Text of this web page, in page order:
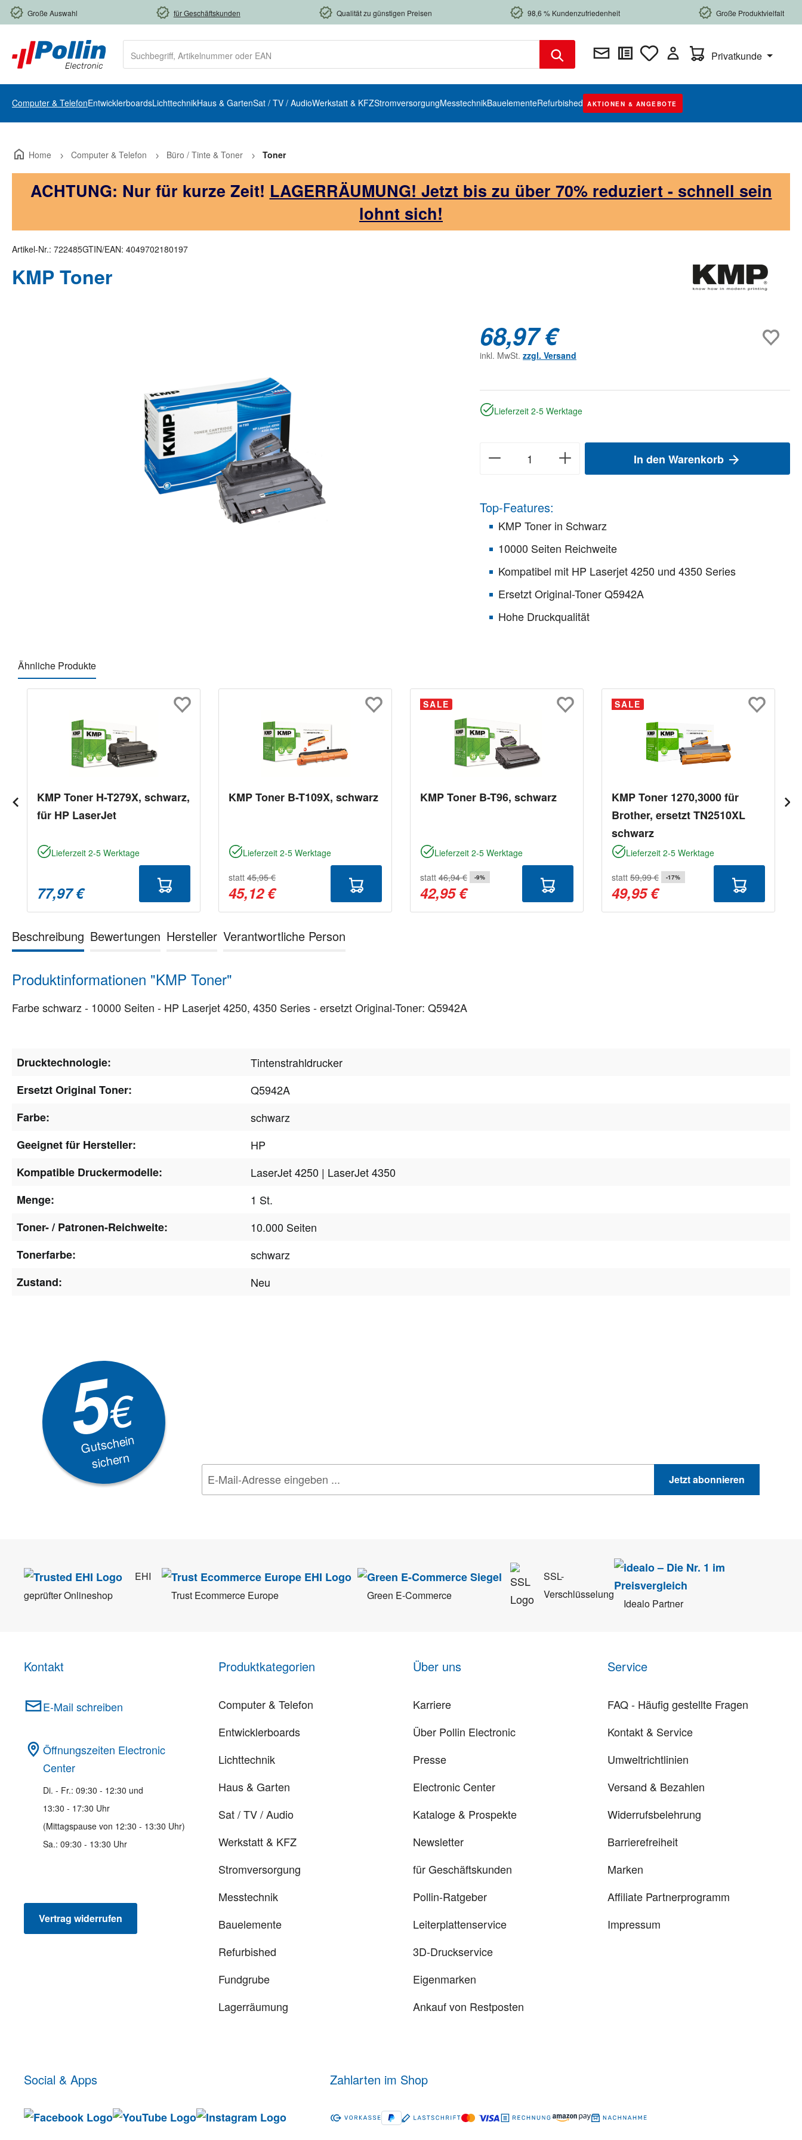
Hauptinhalt springen
Zur Suche springen
Zur Hauptnavigation springen
Große Auswahl für Geschäftskunden Qualität zu günstigen Preisen 98,6 % Kundenzufriedenheit Große Produktvielfalt
Warenkorb enthält 0
Privatkunde
Computer & TelefonEntwicklerboardsLichttechnikHaus & GartenSat / TV / AudioWerkstatt & KFZStromversorgungMesstechnikBauelementeRefurbished AKTIONEN & ANGEBOTE
Home Computer & Telefon Büro / Tinte & Toner Toner
ACHTUNG: Nur für kurze Zeit! LAGERRÄUMUNG! Jetzt bis zu über 70% reduziert - schnell sein
lohnt sich!
Artikel-Nr.: 722485GTIN/EAN: 4049702180197
KMP Toner
68,97 €
inkl. MwSt. zzgl. Versand
Lieferzeit 2-5 Werktage
In den Warenkorb
Top-Features:
KMP Toner in Schwarz
10000 Seiten Reichweite
Kompatibel mit HP Laserjet 4250 und 4350 Series
Ersetzt Original-Toner Q5942A
Hohe Druckqualität
Ähnliche Produkte
KMP Toner H-T279X, schwarz,
für HP LaserJet
Lieferzeit 2-5 Werktage
77,97 €
KMP Toner B-T109X, schwarz
Lieferzeit 2-5 Werktage
statt 45,95 €
45,12 €
SALE
KMP Toner B-T96, schwarz
Lieferzeit 2-5 Werktage
statt 46,94 € -9%
42,95 €
SALE
KMP Toner 1270,3000 für
Brother, ersetzt TN2510XL
schwarz
Lieferzeit 2-5 Werktage
statt 59,99 € -17%
49,95 €
Beschreibung Bewertungen Hersteller Verantwortliche Person
Produktinformationen "KMP Toner"
Farbe schwarz - 10000 Seiten - HP Laserjet 4250, 4350 Series - ersetzt Original-Toner: Q5942A
Drucktechnologie:
Tintenstrahldrucker
Ersetzt Original Toner:
Q5942A
Farbe:
schwarz
Geeignet für Hersteller:
HP
Kompatible Druckermodelle:
LaserJet 4250 | LaserJet 4350
Menge:
1 St.
Toner- / Patronen-Reichweite:
10.000 Seiten
Tonerfarbe:
schwarz
Zustand:
Neu
5€
Gutschein
sichern
Jetzt abonnieren
EHI
geprüfter Onlineshop
Trust Ecommerce Europe Green E-Commerce
SSL-
Verschlüsselung
Idealo Partner
Kontakt
E-Mail schreiben
Öffnungszeiten Electronic
Center
Di. - Fr.: 09:30 - 12:30 und
13:30 - 17:30 Uhr
(Mittagspause von 12:30 - 13:30 Uhr)
Sa.: 09:30 - 13:30 Uhr
Vertrag widerrufen
Produktkategorien
Computer & Telefon
Entwicklerboards
Lichttechnik
Haus & Garten
Sat / TV / Audio
Werkstatt & KFZ
Stromversorgung
Messtechnik
Bauelemente
Refurbished
Fundgrube
Lagerräumung
Über uns
Karriere
Über Pollin Electronic
Presse
Electronic Center
Kataloge & Prospekte
Newsletter
für Geschäftskunden
Pollin-Ratgeber
Leiterplattenservice
3D-Druckservice
Eigenmarken
Ankauf von Restposten
Service
FAQ - Häufig gestellte Fragen
Kontakt & Service
Umweltrichtlinien
Versand & Bezahlen
Widerrufsbelehrung
Barrierefreiheit
Marken
Affiliate Partnerprogramm
Impressum
Social & Apps Zahlarten im Shop